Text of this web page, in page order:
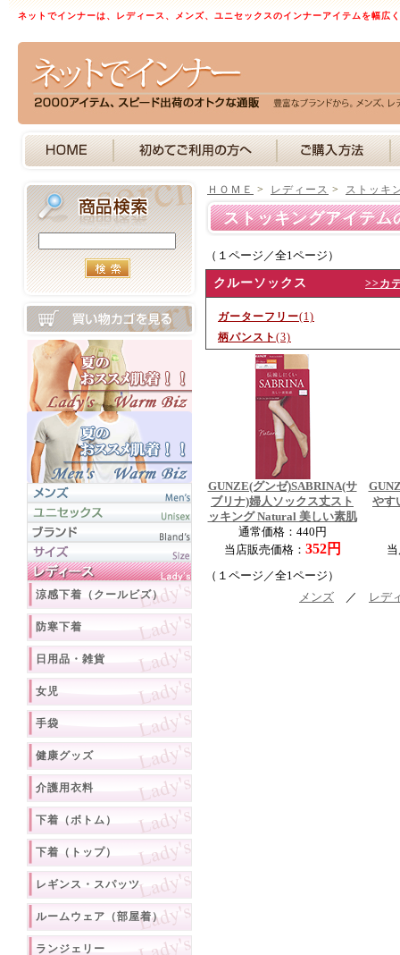
ネットでインナーは、レディース、メンズ、ユニセックスのインナーアイテムを幅広
涼感下着（クールビズ）
防寒下着
日用品・雑貨
女児
手袋
健康グッズ
介護用衣料
下着（ボトム）
下着（トップ）
レギンス・スパッツ
ルームウェア（部屋着）
ランジェリー
ＨＯＭＥ > レディース > ストッキ
ストッキングアイテ
（１ページ／全1ページ）
クルーソックス >>カ
ガーターフリー(1)
柄パンスト (3)
GUNZE(グンゼ)SABRINA(サ
ブリナ)婦人ソックス丈スト
ッキング Natural 美しい素肌
通常価格：440円
当店販売価格： 352円
やす
（１ページ／全1ページ）
メンズ ／ レデ